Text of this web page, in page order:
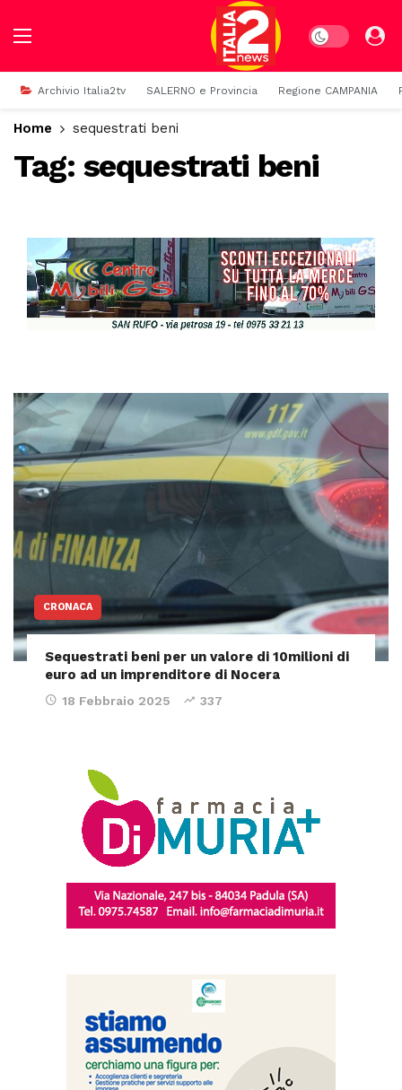
Dark mode
Archivio Italia2tv SALERNO e Provincia Regione CAMPANIA
Home sequestrati beni
Tag: sequestrati beni
CRONACA
Sequestrati beni per un valore di 10milioni di
euro ad un imprenditore di Nocera
18 Febbraio 2025 337